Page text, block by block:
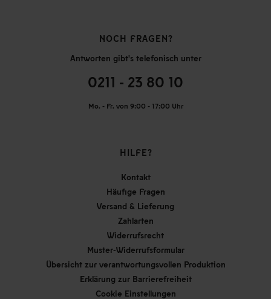
NOCH FRAGEN?
Antworten gibt's telefonisch unter
0211 - 23 80 10
Mo. - Fr. von 9:00 - 17:00 Uhr
HILFE?
Kontakt
Häufige Fragen
Versand & Lieferung
Zahlarten
Widerrufsrecht
Muster-Widerrufsformular
Übersicht zur verantwortungsvollen Produktion
Erklärung zur Barrierefreiheit
Cookie Einstellungen